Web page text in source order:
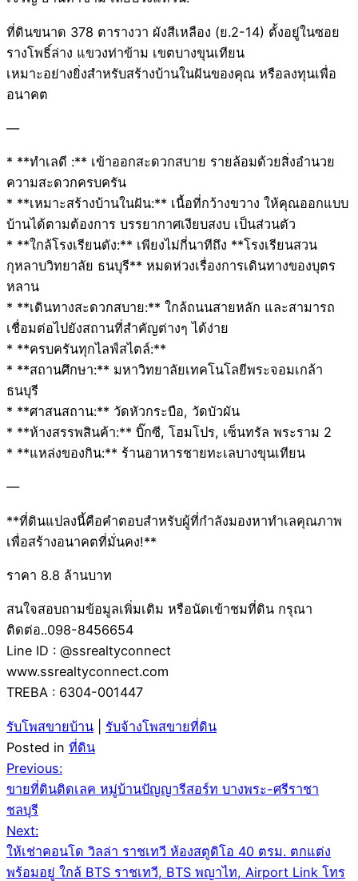
ที่ดินขนาด 378 ตารางวา ผังสีเหลือง (ย.2-14) ตั้งอยู่ในซอย
รางโพธิ์ล่าง แขวงท่าข้าม เขตบางขุนเทียน
เหมาะอย่างยิ่งสำหรับสร้างบ้านในฝันของคุณ หรือลงทุนเพื่อ
อนาคต
—
* **ทำเลดี :** เข้าออกสะดวกสบาย รายล้อมด้วยสิ่งอำนวย
ความสะดวกครบครัน
* **เหมาะสร้างบ้านในฝัน:** เนื้อที่กว้างขวาง ให้คุณออกแบบ
บ้านได้ตามต้องการ บรรยากาศเงียบสงบ เป็นส่วนตัว
* **ใกล้โรงเรียนดัง:** เพียงไม่กี่นาทีถึง **โรงเรียนสวน
กุหลาบวิทยาลัย ธนบุรี** หมดห่วงเรื่องการเดินทางของบุตร
หลาน
* **เดินทางสะดวกสบาย:** ใกล้ถนนสายหลัก และสามารถ
เชื่อมต่อไปยังสถานที่สำคัญต่างๆ ได้ง่าย
* **ครบครันทุกไลฟ์สไตล์:**
* **สถานศึกษา:** มหาวิทยาลัยเทคโนโลยีพระจอมเกล้า
ธนบุรี
* **ศาสนสถาน:** วัดหัวกระบือ, วัดบัวผัน
* **ห้างสรรพสินค้า:** บิ๊กซี, โฮมโปร, เซ็นทรัล พระราม 2
* **แหล่งของกิน:** ร้านอาหารชายทะเลบางขุนเทียน
—
**ที่ดินแปลงนี้คือคำตอบสำหรับผู้ที่กำลังมองหาทำเลคุณภาพ
เพื่อสร้างอนาคตที่มั่นคง!**
ราคา 8.8 ล้านบาท
สนใจสอบถามข้อมูลเพิ่มเติม หรือนัดเข้าชมที่ดิน กรุณา
ติดต่อ..098-8456654
Line ID : @ssrealtyconnect
www.ssrealtyconnect.com
TREBA : 6304-001447
รับโพสขายบ้าน
รับจ้างโพสขายที่ดิน
Posted in ที่ดิน
Post
navigation
Previous:
ขายที่ดินติดเลค หมู่บ้านปัญญารีสอร์ท บางพระ-ศรีราชา
ชลบุรี
Next:
ให้เช่าคอนโด วิลล่า ราชเทวี ห้องสตูดิโอ 40 ตรม. ตกแต่ง
พร้อมอยู่ ใกล้ BTS ราชเทวี, BTS พญาไท, Airport Link โทร